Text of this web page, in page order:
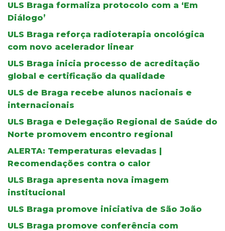
ULS Braga formaliza protocolo com a ‘Em
Diálogo’
ULS Braga reforça radioterapia oncológica
com novo acelerador linear
ULS Braga inicia processo de acreditação
global e certificação da qualidade
ULS de Braga recebe alunos nacionais e
internacionais
ULS Braga e Delegação Regional de Saúde do
Norte promovem encontro regional
ALERTA: Temperaturas elevadas |
Recomendações contra o calor
ULS Braga apresenta nova imagem
institucional
ULS Braga promove iniciativa de São João
ULS Braga promove conferência com